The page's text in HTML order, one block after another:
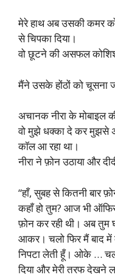
मेरे हाथ अब उसकी कमर
से चिपका दिया।
वो छूटने की असफल
मैंने उसके होंठों को चूसना
अचानक नीरा के मोबाइल
वो मुझे धक्का दे कर मुझसे
कॉल आ रहा था।
नीरा ने फ़ोन उठाया और
“हाँ, सुबह से कितनी बार
कहाँ हो तुम? आज भी
फ़ोन कर रही थी। अब तुम
आकर। चलो फिर मैं बाद
निपटा लेती हूँ। ओके …
दिया और मेरी तरफ देखने